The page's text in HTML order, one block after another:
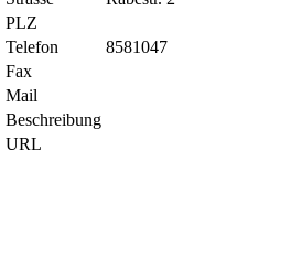
PLZ
Telefon
8581047
Fax
Mail
Beschreibung
URL